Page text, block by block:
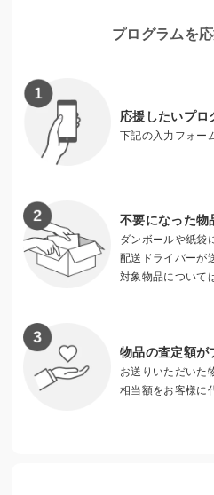
過ごしています。また、夏休み
頃の経験は、一生の思い出に残り
夏休みのキャンプ
プログラムを
応援したいプロ
下記の入力フォー
不要になった物
ダンボールや紙袋
配送ドライバーが
対象物品について
物品の査定額が
お送りいただいた
相当額をお客様に